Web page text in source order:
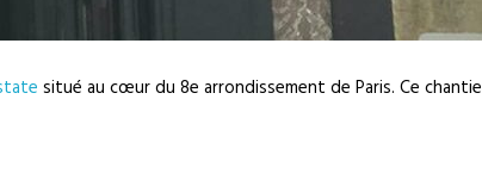
situé au cœur du 8e arrondissement de Paris. Ce